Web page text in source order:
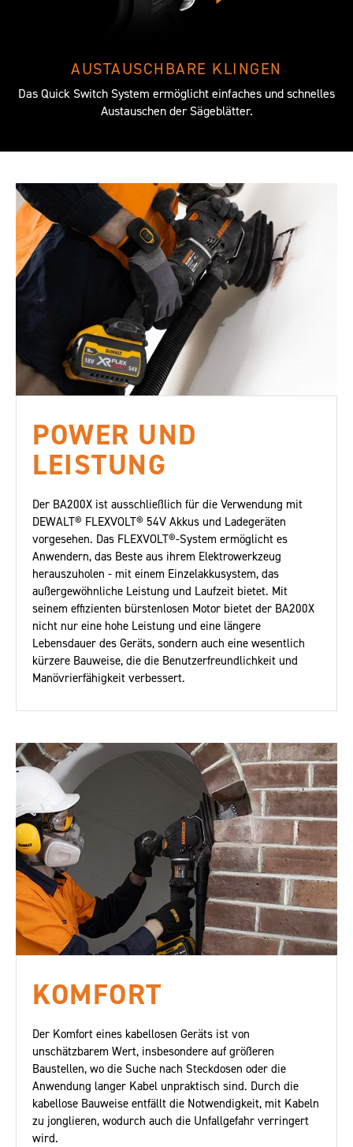
AUSTAUSCHBARE KLINGEN
Das Quick Switch System ermöglicht einfaches und schnelles
Austauschen der Sägeblätter.
POWER UND
LEISTUNG
Der BA200X ist ausschließlich für die Verwendung mit
DEWALT® FLEXVOLT® 54V Akkus und Ladegeräten
vorgesehen. Das FLEXVOLT®-System ermöglicht es
Anwendern, das Beste aus ihrem Elektrowerkzeug
herauszuholen - mit einem Einzelakkusystem, das
außergewöhnliche Leistung und Laufzeit bietet. Mit
seinem effizienten bürstenlosen Motor bietet der BA200X
nicht nur eine hohe Leistung und eine längere
Lebensdauer des Geräts, sondern auch eine wesentlich
kürzere Bauweise, die die Benutzerfreundlichkeit und
Manövrierfähigkeit verbessert.
KOMFORT
Der Komfort eines kabellosen Geräts ist von
unschätzbarem Wert, insbesondere auf größeren
Baustellen, wo die Suche nach Steckdosen oder die
Anwendung langer Kabel unpraktisch sind. Durch die
kabellose Bauweise entfällt die Notwendigkeit, mit Kabeln
zu jonglieren, wodurch auch die Unfallgefahr verringert
wird.